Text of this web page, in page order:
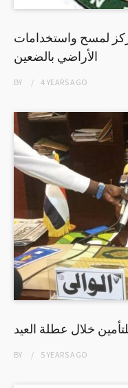
لمسح واستخدامات
الأراضي بالضعين
BY 4 YEARSAGO
خلال عطلة العيد
BY 5 YEARSAGO